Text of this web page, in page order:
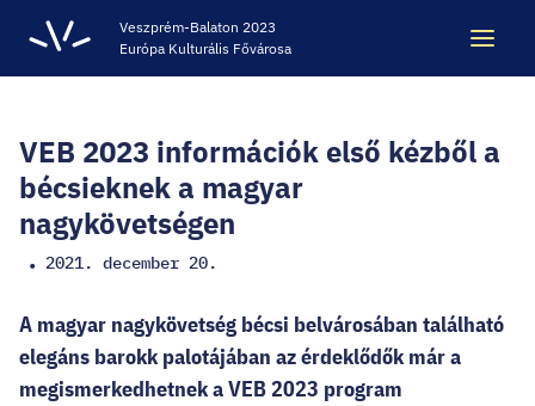
Veszprém-Balaton 2023
Európa Kulturális Fővárosa
Keresés
ÖRÖKSÉG
VESZPRÉM-BALATON 2023 EKF
CODE - DIGITÁLIS ÉLMÉNYKÖZPONT
VEB 2023 információk első kézből a
bécsieknek a magyar
nagykövetségen
• 2021. december 20.
A magyar nagykövetség bécsi belvárosában található
elegáns barokk palotájában az érdeklődők már a
megismerkedhetnek a VEB 2023 program